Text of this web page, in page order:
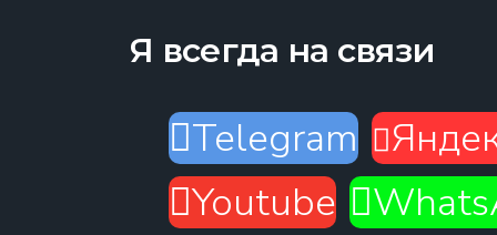
Я всегда на связи
Telegram
Youtube